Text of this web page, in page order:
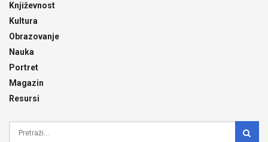
Književnost
Kultura
Obrazovanje
Nauka
Portret
Magazin
Resursi